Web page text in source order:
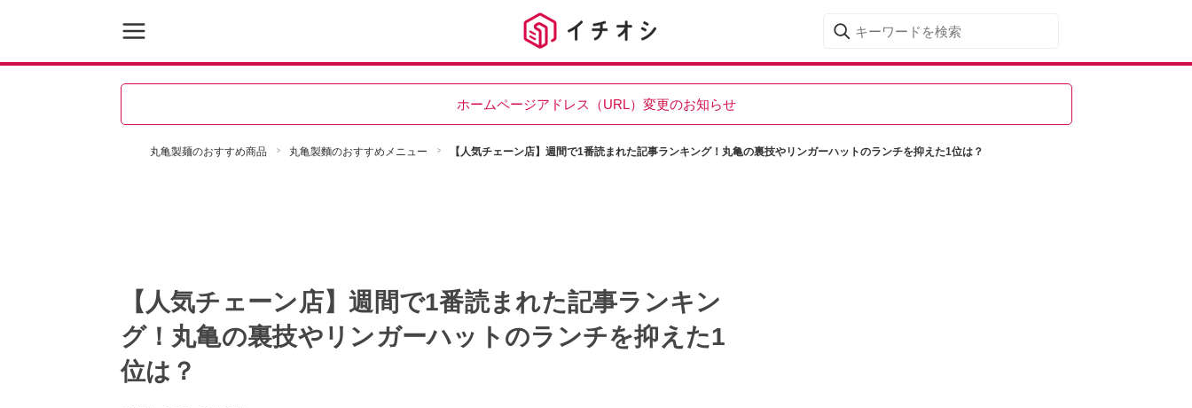
ホームページアドレス（URL）変更のお知らせ
丸亀製麺のおすすめ商品 丸亀製麵のおすすめメニュー 【人気チェーン店】週間で1番読まれた記事ランキング！丸亀の裏技やリンガーハットのランチを抑えた1位は？
【人気チェーン店】週間で1番読まれた記事ランキン
グ！丸亀の裏技やリンガーハットのランチを抑えた1
位は？